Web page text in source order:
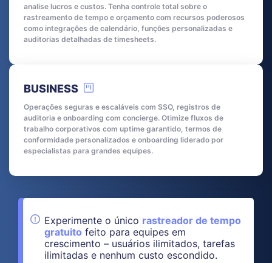
analise lucros e custos. Tenha controle total sobre o
rastreamento de tempo e orçamento com recursos poderosos
como integrações de calendário, funções personalizadas e
auditorias detalhadas de timesheets.
BUSINESS
Operações seguras e escaláveis com SSO, registros de
auditoria e onboarding com concierge. Otimize fluxos de
trabalho corporativos com uptime garantido, termos de
conformidade personalizados e onboarding liderado por
especialistas para grandes equipes.
Experimente o único rastreador de tempo
gratuito feito para equipes em
crescimento – usuários ilimitados, tarefas
ilimitadas e nenhum custo escondido.